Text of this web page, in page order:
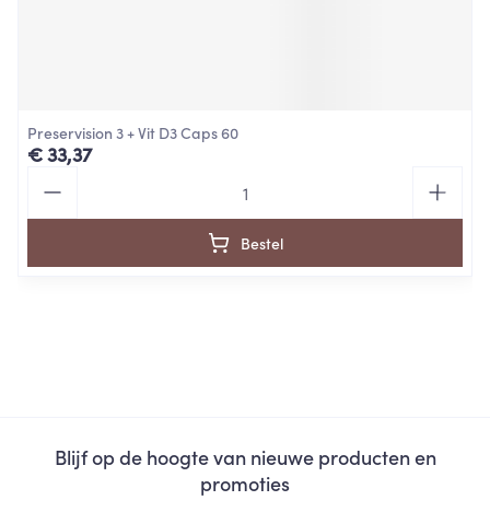
Preservision 3 + Vit D3 Caps 60
€ 33,37
Bestel
Blijf op de hoogte van nieuwe producten en
promoties